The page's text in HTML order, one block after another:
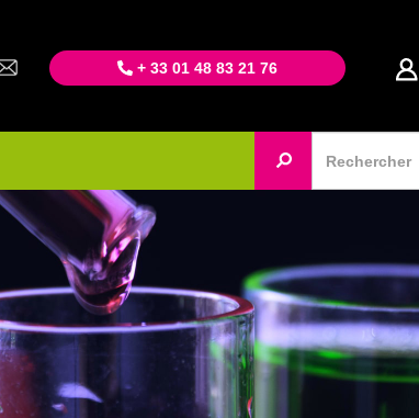
+ 33 01 48 83 21 76